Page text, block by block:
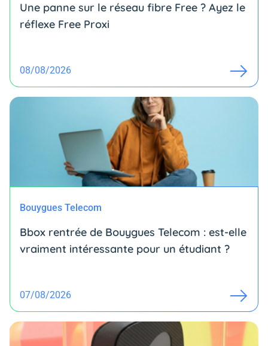
Une panne sur le réseau fibre Free ? Ayez le
réflexe Free Proxi
08/08/2026
Bouygues Telecom
Bbox rentrée de Bouygues Telecom : est-elle
vraiment intéressante pour un étudiant ?
07/08/2026